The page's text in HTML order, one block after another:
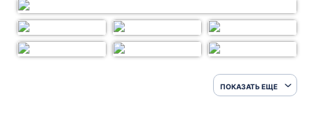
ПОКАЗАТЬ ЕЩЕ